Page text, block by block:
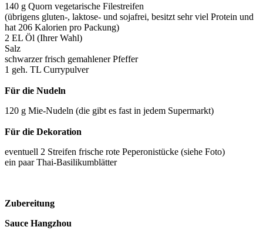
140 g Quorn vegetarische Filestreifen
(übrigens gluten-, laktose- und sojafrei, besitzt sehr viel Protein und
hat 206 Kalorien pro Packung)
2 EL Öl (Ihrer Wahl)
Salz
schwarzer frisch gemahlener Pfeffer
1 geh. TL Currypulver
Für die Nudeln
120 g Mie-Nudeln (die gibt es fast in jedem Supermarkt)
Für die Dekoration
eventuell 2 Streifen frische rote Peperonistücke (siehe Foto)
ein paar Thai-Basilikumblätter
Zubereitung
Sauce Hangzhou